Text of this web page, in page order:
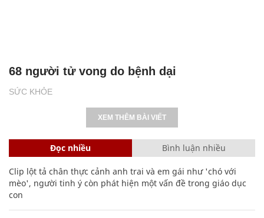
SỨC KHỎE
68 người tử vong do bệnh dại
XEM THÊM BÀI VIẾT
Đọc nhiều Bình luận nhiều
Clip lột tả chân thực cảnh anh trai và em gái như 'chó với
mèo', người tinh ý còn phát hiện một vấn đề trong giáo dục
con